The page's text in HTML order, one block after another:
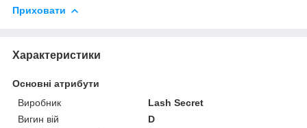
Приховати
Характеристики
Основні атрибути
Виробник
Lash Secret
Вигин вій
D